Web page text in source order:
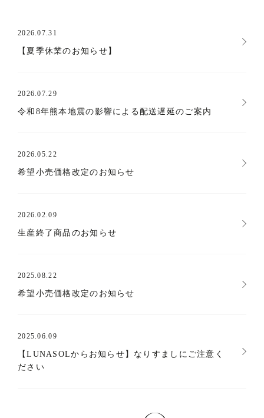
2026.07.31
【夏季休業のお知らせ】
2026.07.29
令和8年熊本地震の影響による配送遅延のご案内
2026.05.22
希望小売価格改定のお知らせ
2026.02.09
生産終了商品のお知らせ
2025.08.22
希望小売価格改定のお知らせ
2025.06.09
【LUNASOLからお知らせ】なりすましにご注意く
ださい